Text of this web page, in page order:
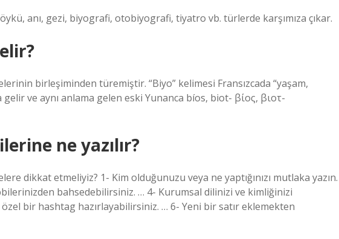
anı, gezi, biyografi, otobiyografi, tiyatro vb. türlerde karşımıza çıkar.
birleşiminden türemiştir. “Biyo” kelimesi Fransızcada “yaşam,
ve aynı anlama gelen eski Yunanca bíos, biot- βίος, βιοτ-
ne yazılır?
dikkat etmeliyiz? 1- Kim olduğunuzu veya ne yaptığınızı mutlaka yazın.
bahsedebilirsiniz. … 4- Kurumsal dilinizi ve kimliğinizi
özel bir hashtag hazırlayabilirsiniz. … 6- Yeni bir satır eklemekten